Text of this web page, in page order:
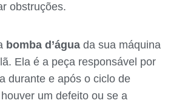
obstruções.
bomba d’água da sua máquina
Ela é a peça responsável por
durante e após o ciclo de
um defeito ou se a